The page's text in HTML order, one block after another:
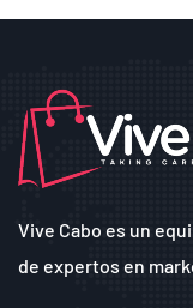
Vive Cabo es un
de expertos en